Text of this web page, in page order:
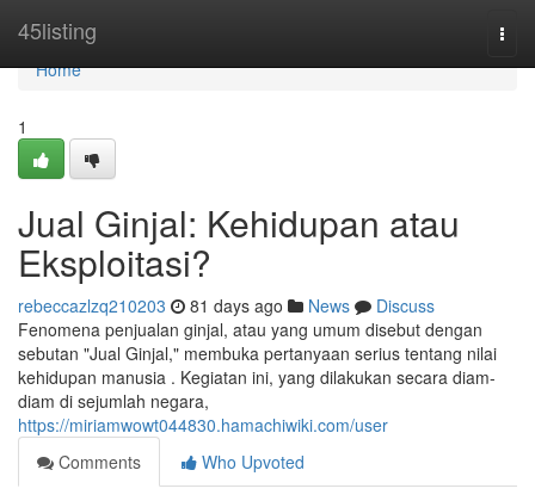
45listing
Home
Home
1
Jual Ginjal: Kehidupan atau
Eksploitasi?
rebeccazlzq210203 81 days ago News
Discuss
Fenomena penjualan ginjal, atau yang umum disebut dengan
sebutan "Jual Ginjal," membuka pertanyaan serius tentang nilai
kehidupan manusia . Kegiatan ini, yang dilakukan secara diam-
diam di sejumlah negara,
https://miriamwowt044830.hamachiwiki.com/user
Comments
Who Upvoted